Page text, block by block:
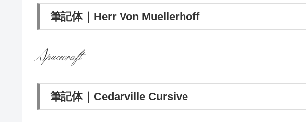
筆記体｜Herr Von Muellerhoff
Spacecraft
筆記体｜Cedarville Cursive